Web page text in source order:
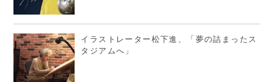
イラストレーター松下進、「夢の詰まったス
タジアムへ」